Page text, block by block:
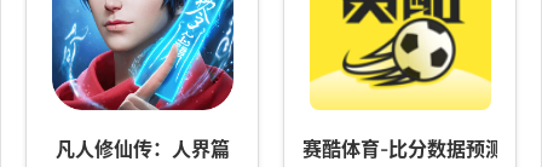
凡人修仙传：人界篇 赛酷体育-比分数据预测